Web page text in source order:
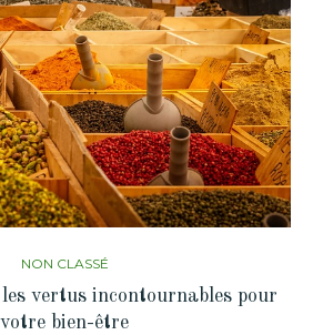
NON CLASSÉ
vertus incontournables pour
votre bien-être